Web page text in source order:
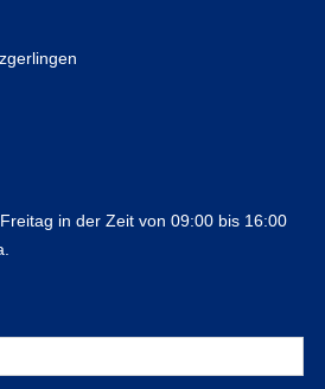
in der Zeit von 09:00 bis 16:00